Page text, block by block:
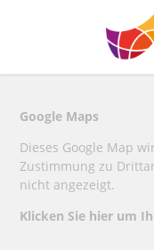
Google Maps
Dieses Google Map
Zustimmung zu
nicht angezeigt.
Klicken Sie hier um